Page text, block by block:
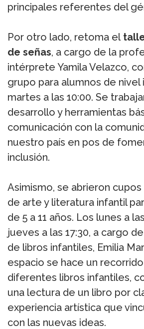
principales referentes del
Por otro lado, retoma el
de señas, a cargo de la
intérprete Yamila Velazco,
grupo para alumnos de nivel
martes a las 10:00. Se
desarrollo y herramientas
comunicación con la
nuestro país en pos de
inclusión.
Asimismo, se abrieron
de arte y literatura infantil
de 5 a 11 años. Los lunes a
jueves a las 17:30, a cargo
de libros infantiles, Emilia
espacio se hace un
diferentes libros infantiles,
una lectura de un libro por
experiencia artística que
con las nuevas ideas.